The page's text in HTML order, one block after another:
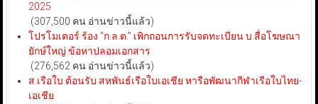
2025
(307,500 คน อ่านข่าวนี้แล้ว)
โปรโมเตอร์ ร้อง “ก.ล.ต.” เพิกถอนการรับจดทะเบียน บ.สื่อโฆษณา
ยักษ์ใหญ่ ข้อหาปลอมเอกสาร
(276,562 คน อ่านข่าวนี้แล้ว)
ส.เรือใบ ต้อนรับ สหพันธ์เรือใบเอเชีย หารือพัฒนากีฬาเรือใบไทย-
เอเชีย